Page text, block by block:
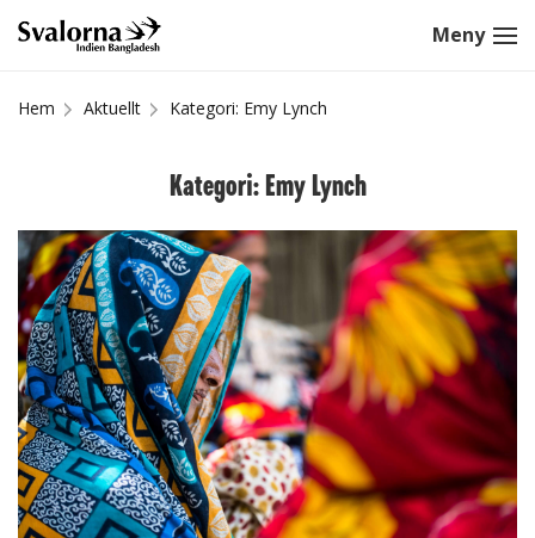
Hem Aktuellt Kategori: Emy Lynch
Kategori: Emy Lynch